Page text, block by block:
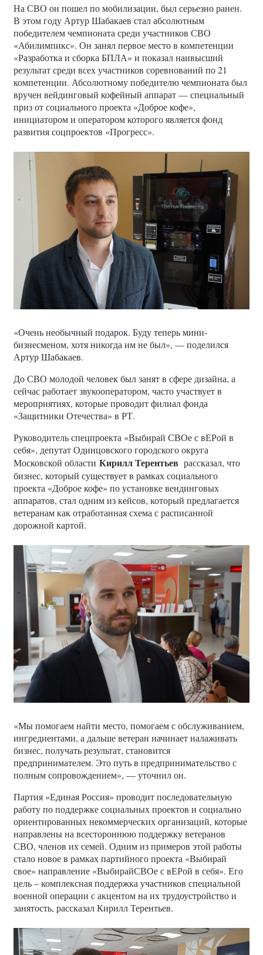
На СВО он пошел по мобилизации, был серьезно ранен.
В этом году Артур Шабакаев стал абсолютным
победителем чемпионата среди участников СВО
«Абилимпикс». Он занял первое место в компетенции
«Разработка и сборка БПЛА» и показал наивысший
результат среди всех участников соревнований по 21
компетенции. Абсолютному победителю чемпионата был
вручен вейдинговый кофейный аппарат — специальный
приз от социального проекта «Доброе кофе»,
инициатором и оператором которого является фонд
развития соцпроектов «Прогресс».
«Очень необычный подарок. Буду теперь мини-
бизнесменом, хотя никогда им не был», — поделился
Артур Шабакаев.
До СВО молодой человек был занят в сфере дизайна, а
сейчас работает звукооператором, часто участвует в
мероприятиях, которые проводит филиал фонда
«Защитники Отечества» в РТ.
Руководитель спецпроекта «Выбирай СВОе с вЕРой в
себя», депутат Одинцовского городского округа
Московской области Кирилл Терентьев рассказал, что
бизнес, который существует в рамках социального
проекта «Доброе кофе» по установке вендинговых
аппаратов, стал одним из кейсов, который предлагается
ветеранам как отработанная схема с расписанной
дорожной картой.
«Мы помогаем найти место, помогаем с обслуживанием,
ингредиентами, а дальше ветеран начинает налаживать
бизнес, получать результат, становится
предпринимателем. Это путь в предпринимательство с
полным сопровождением», — уточнил он.
Партия «Единая Россия» проводит последовательную
работу по поддержке социальных проектов и социально
ориентированных некоммерческих организаций, которые
направлены на всестороннюю поддержку ветеранов
СВО, членов их семей. Одним из примеров этой работы
стало новое в рамках партийного проекта «Выбирай
свое» направление «ВыбирайСВОе с вЕРой в себя». Его
цель – комплексная поддержка участников специальной
военной операции с акцентом на их трудоустройство и
занятость, рассказал Кирилл Терентьев.